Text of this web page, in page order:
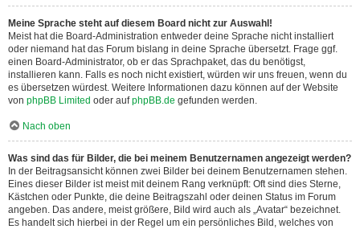
Meine Sprache steht auf diesem Board nicht zur Auswahl!
Meist hat die Board-Administration entweder deine Sprache nicht installiert
oder niemand hat das Forum bislang in deine Sprache übersetzt. Frage ggf.
einen Board-Administrator, ob er das Sprachpaket, das du benötigst,
installieren kann. Falls es noch nicht existiert, würden wir uns freuen, wenn du
es übersetzen würdest. Weitere Informationen dazu können auf der Website
von phpBB Limited oder aufphpBB.de gefunden werden.
Nach oben
Was sind das für Bilder, die bei meinem Benutzernamen angezeigt werden?
In der Beitragsansicht können zwei Bilder bei deinem Benutzernamen stehen.
Eines dieser Bilder ist meist mit deinem Rang verknüpft: Oft sind dies Sterne,
Kästchen oder Punkte, die deine Beitragszahl oder deinen Status im Forum
angeben. Das andere, meist größere, Bild wird auch als „Avatar“ bezeichnet.
Es handelt sich hierbei in der Regel um ein persönliches Bild, welches von